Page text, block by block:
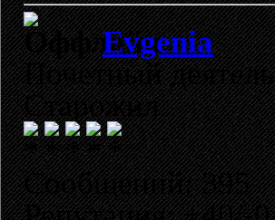
Evgenia
Почетный деятель
Старожил
Сообщений: 395